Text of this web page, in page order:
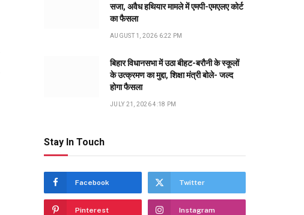
सजा, अवैध हथियार मामले में एमपी-एमएलए कोर्ट
का फैसला
AUGUST 1, 2026 6:22 PM
बिहार विधानसभा में उठा बीहट-बरौनी के स्कूलों
के उत्क्रमण का मुद्दा, शिक्षा मंत्री बोले- जल्द
होगा फैसला
JULY 21, 2026 4:18 PM
Stay In Touch
Facebook Twitter
Pinterest Instagram